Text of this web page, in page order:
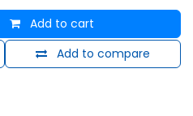
Add to cart
Add to compare